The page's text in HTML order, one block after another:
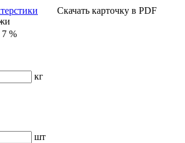
Скачать карточку в PDF
%
кг
шт